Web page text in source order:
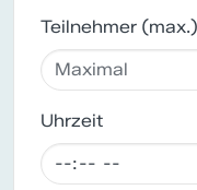
Teilnehmer (max.)
Uhrzeit